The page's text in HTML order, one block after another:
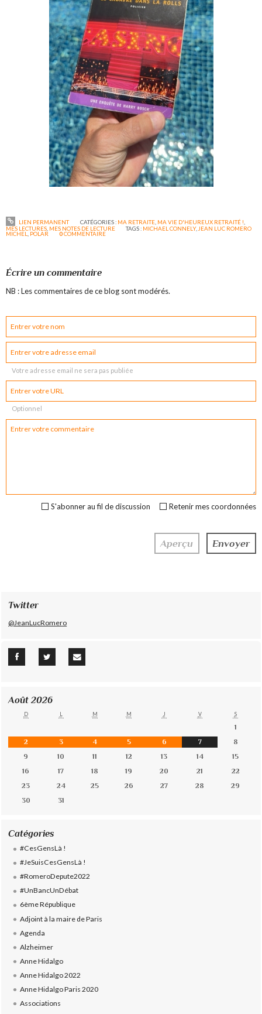
LIEN PERMANENT CATÉGORIES : MA RETRAITE, MA VIE D'HEUREUX RETRAITÉ !
MES LECTURES, MES NOTES DE LECTURE TAGS : MICHAEL CONNELY,JEAN LUC ROMERO
MICHEL, POLAR 0COMMENTAIRE
Écrire un commentaire
NB : Les commentaires de ce blog sont modérés.
Votre adresse email ne sera pas publiée
Optionnel
Retenir mes coordonnées
S'abonner au fil de discussion
Twitter
@JeanLucRomero
Août 2026
D L M M J V S
1
2
3 4 5 6 7
8
9
10 11 12 13 14
15
16
17 18 19 20 21
22
23
24 25 26 27 28
29
30
31
Catégories
#CesGensLà !
#JeSuisCesGensLà !
#RomeroDepute2022
#UnBancUnDébat
6ème République
Adjoint à la maire de Paris
Agenda
Alzheimer
Anne Hidalgo
Anne Hidalgo 2022
Anne Hidalgo Paris 2020
Associations